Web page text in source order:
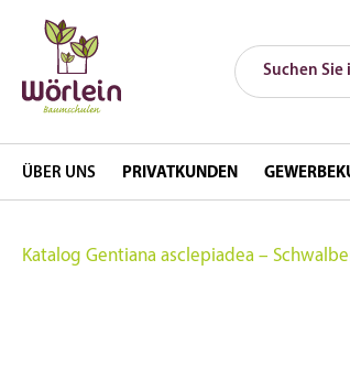
ÜBER UNS PRIVATKUNDEN
Katalog Gentiana asclepiadea –